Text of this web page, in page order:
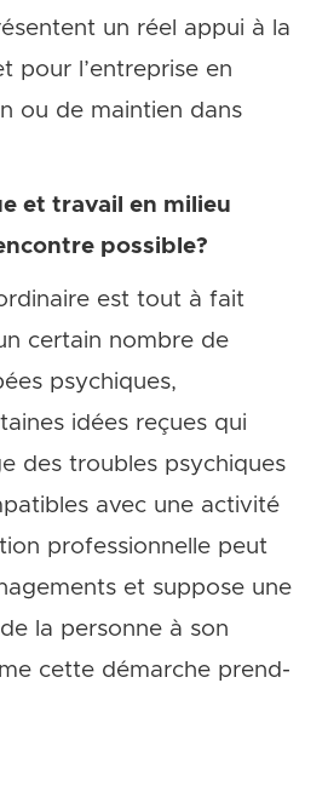
un réel appui à la
pour l’entreprise en
ou de maintien dans
et travail en milieu
possible?
est tout à fait
certain nombre de
psychiques,
idées reçues qui
des troubles psychiques
avec une activité
professionnelle peut
et suppose une
la personne à son
cette démarche prend-